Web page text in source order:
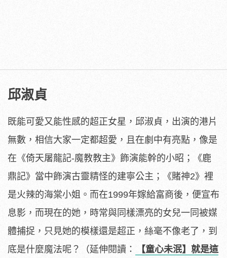
邱淑貞
既能可愛又能性感的超正女星，邱淑貞，出演的港片
無數，相信大家一定都超愛，且在劇中有亮點，像是
在《倚天屠龍記-魔教教主》飾演能幹的小昭；《鹿
鼎記》當中飾演古靈精怪的建寧公主；《賭神2》裡
是火辣的海棠小姐。而在1999年嫁給富商後，便宣布
息影，而現在的她，時常與同樣漂亮的女兒一同被媒
體捕捉，只見她的模樣還是超正，絲毫不像老了，到
底是什麼魔法呢？（延伸閱讀：
【童心未泯】就是這